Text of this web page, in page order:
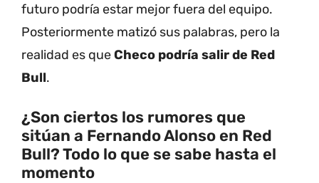
futuro podría estar mejor fuera del equipo.
Posteriormente matizó sus palabras, pero la
realidad es queCheco podría salir de Red
Bull.
¿Son ciertos los rumores que
sitúan a Fernando Alonso en Red
Bull? Todo lo que se sabe hasta el
momento